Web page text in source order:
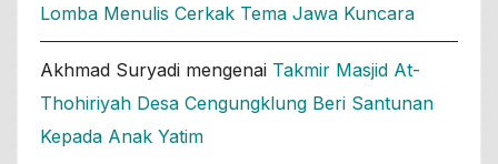
Lomba Menulis Cerkak Tema Jawa Kuncara
Akhmad Suryadi mengenai Takmir Masjid At-
Thohiriyah Desa Cengungklung Beri Santunan
Kepada Anak Yatim